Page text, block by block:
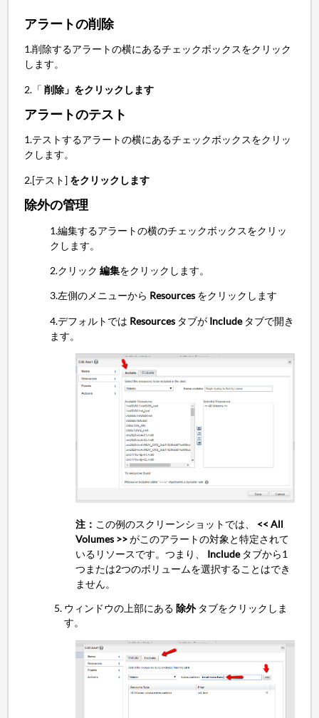
アラートの削除
1.削除するアラートの横にあるチェックボックスをクリック
します。
2.「 削除」をクリックします
アラートのテスト
1.テストするアラートの横にあるチェックボックスをクリッ
クします。
2.[テスト] をクリックします
除外の管理
1.編集するアラートの横のチェックボックスをクリッ
クします。
2.クリック 編集をクリックします。
3.左側のメニューから Resourcesをクリックします
4.デフォルトでは Resourcesタブが Includeタブで開き
ます。
注： この例のスクリーンショットでは、 << All
Volumes >>がこのアラートの対象と特定されて
いるリソースです。つまり、 Includeタブから1
つまたは2つのボリュームを選択することはでき
ません。
ウィンドウの上部にある除外タブをクリックしま
す。